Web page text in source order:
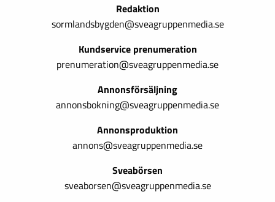
Redaktion
sormlandsbygden@sveagruppenmedia.se
Kundservice prenumeration
prenumeration@sveagruppenmedia.se
Annonsförsäljning
annonsbokning@sveagruppenmedia.se
Annonsproduktion
annons@sveagruppenmedia.se
Sveabörsen
sveaborsen@sveagruppenmedia.se